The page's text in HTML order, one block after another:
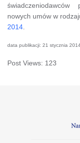
nowych umów w
2014
data publikacji: 21 stycznia
Post Views: 123